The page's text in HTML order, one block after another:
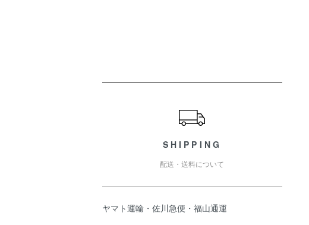
SHIPPING
配送・送料について
ヤマト運輸・佐川急便・福山通運